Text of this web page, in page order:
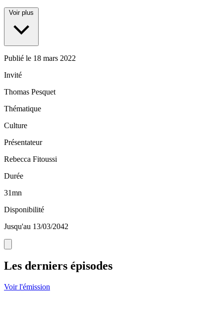
Voir plus
Publié le 18 mars 2022
Invité
Thomas Pesquet
Thématique
Culture
Présentateur
Rebecca Fitoussi
Durée
31mn
Disponibilité
Jusqu'au 13/03/2042
Les derniers épisodes
Voir l'émission